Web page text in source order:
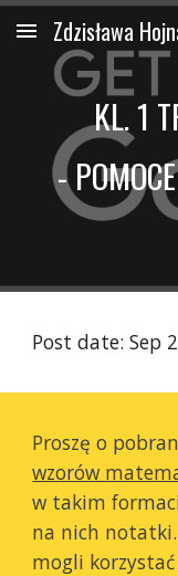
Skip to main content
Zdzisława
KL. 1
-
Post date: Sep
Proszę o
wzorów
w takim
na nich
mogli